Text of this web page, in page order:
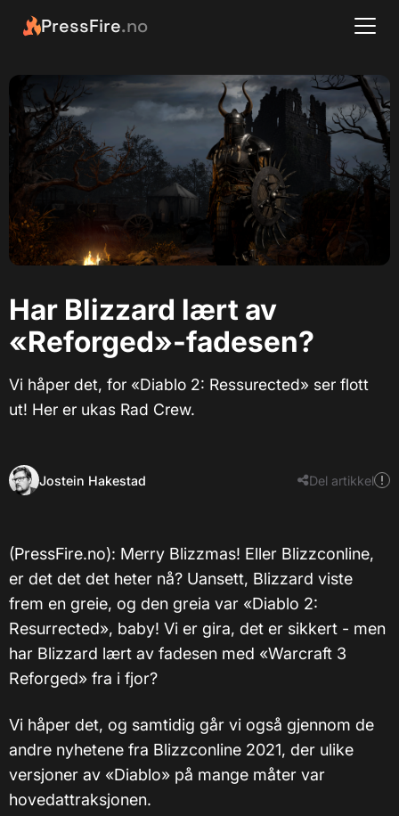
PressFire.no
Har Blizzard lært av
«Reforged»-fadesen?
Vi håper det, for «Diablo 2: Ressurected» ser flott
ut! Her er ukas Rad Crew.
Jostein Hakestad Del artikkel
(PressFire.no): Merry Blizzmas! Eller Blizzconline,
er det det det heter nå? Uansett, Blizzard viste
frem en greie, og den greia var «Diablo 2:
Resurrected», baby! Vi er gira, det er sikkert - men
har Blizzard lært av fadesen med «Warcraft 3
Reforged» fra i fjor?
Vi håper det, og samtidig går vi også gjennom de
andre nyhetene fra Blizzconline 2021, der ulike
versjoner av «Diablo» på mange måter var
hovedattraksjonen.